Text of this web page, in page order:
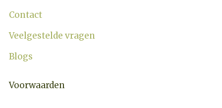
Contact
Veelgestelde vragen
Blogs
Voorwaarden